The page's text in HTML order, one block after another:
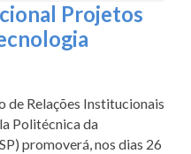
Projetos
de Relações Institucionais
Politécnica da
promoverá, nos dias 26